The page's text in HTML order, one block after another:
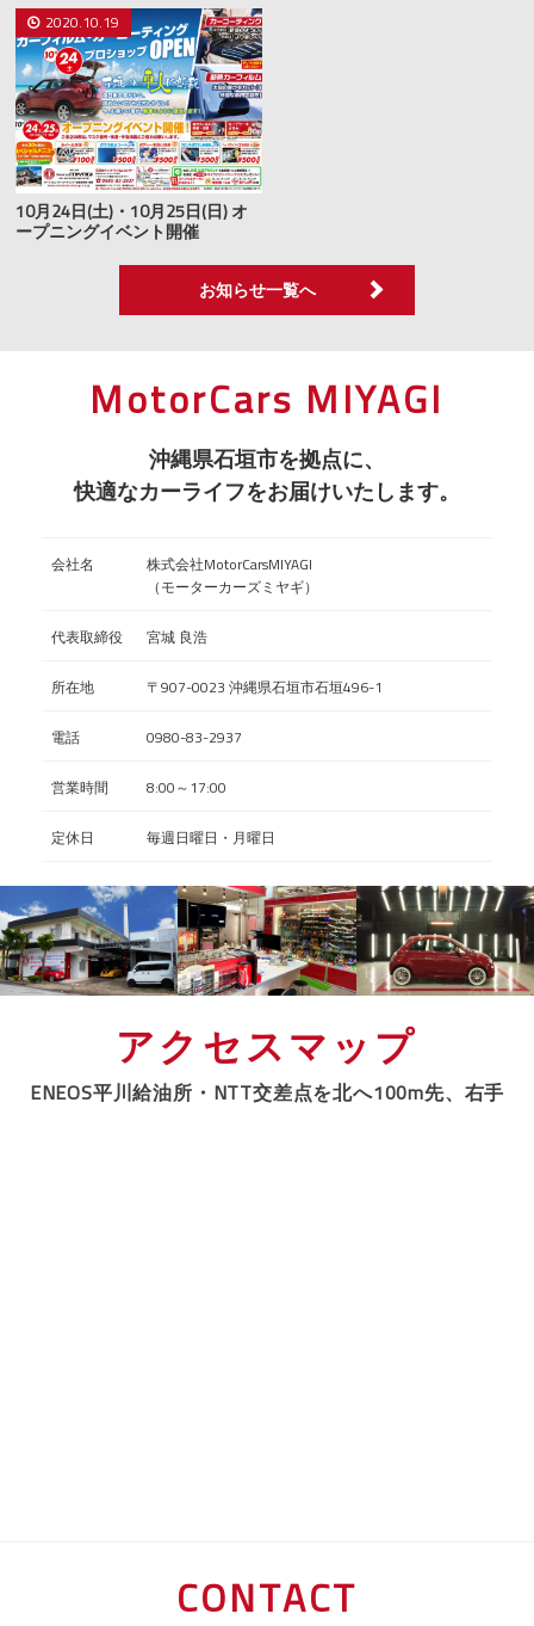
2020.10.19
10月24日(土)・10月25日(日) オ
ープニングイベント開催
お知らせ一覧へ
MotorCars MIYAGI
沖縄県石垣市を拠点に、
快適なカーライフをお届けいたします。
会社名
株式会社MotorCarsMIYAGI
（モーターカーズミヤギ）
代表取締役 宮城 良浩
所在地 〒907-0023 沖縄県石垣市石垣496-1
電話 0980-83-2937
営業時間 8:00～17:00
定休日 毎週日曜日・月曜日
アクセスマップ
ENEOS平川給油所・NTT交差点を北へ100m先、右手
CONTACT